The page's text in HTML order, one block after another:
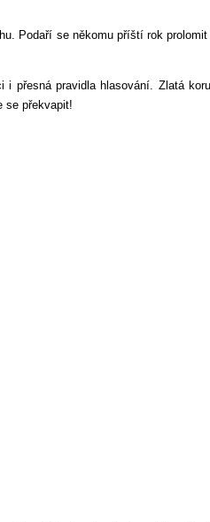
Podaří se někomu příští rok
i přesná pravidla hlasování. Zlatá
se překvapit!